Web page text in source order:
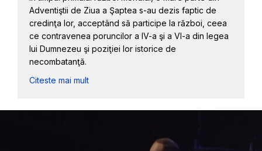
Adventiştii de Ziua a Şaptea s-au dezis faptic de
credinţa lor, acceptând să participe la război, ceea
ce contravenea poruncilor a IV-a şi a VI-a din legea
lui Dumnezeu şi poziţiei lor istorice de
necombatanţă.
Citeste mai mult